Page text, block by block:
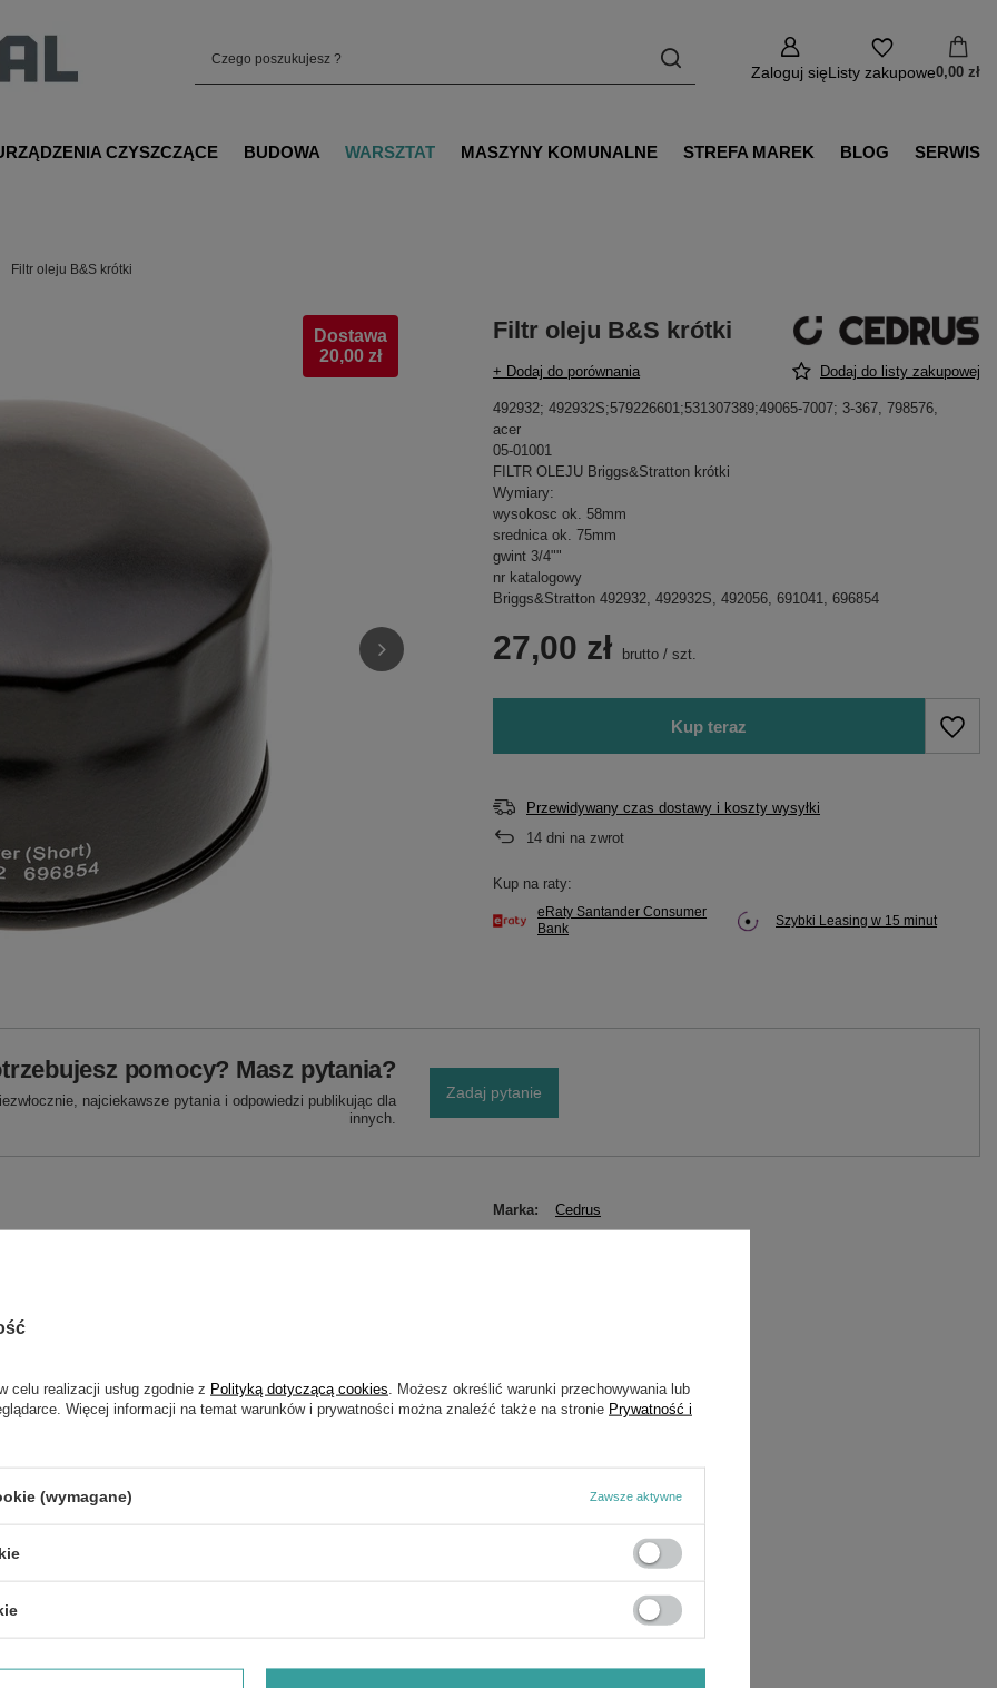
Zaloguj sięListy zakupowe0,00 zł
CZYSZCZĄCE BUDOWA WARSZTAT MASZYNY KOMUNALNE STREFA MAREK BLOG SERWIS
Filtr oleju B&S krótki
Dostawa
20,00 zł
Filtr oleju B&S krótki
+ Dodaj do porównania Dodaj do listy zakupowej
492932; 492932S;579226601;531307389;49065-7007; 3-367, 798576,
acer
05-01001
FILTR OLEJU Briggs&Stratton krótki
Wymiary:
wysokosc ok. 58mm
srednica ok. 75mm
gwint 3/4""
nr katalogowy
Briggs&Stratton 492932, 492932S, 492056, 691041, 696854
27,00 zł brutto /szt.
Kup teraz
Przewidywany czas dostawy i koszty wysyłki
14 dni na zwrot
Kup na raty:
eRaty Santander Consumer
Bank
Szybki Leasing w 15 minut
pomocy? Masz pytania?
najciekawsze pytania i odpowiedzi publikując dla
innych.
Zadaj pytanie
Marka Cedrus
celu realizacji usług zgodnie z Polityką dotyczącą cookies . Możesz określić warunki przechowywania lub
Więcej informacji na temat warunków i prywatności można znaleźć także na stronie Prywatność i
(wymagane) Zawsze aktywne